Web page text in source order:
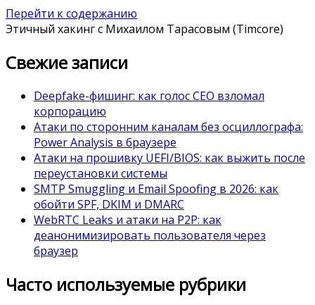
Перейти к содержанию
Этичный хакинг с Михаилом Тарасовым (Timcore)
Свежие записи
Deepfake-фишинг: как голос CEO взломал
корпорацию
Атаки по сторонним каналам без осциллографа:
Power Analysis в браузере
Атаки на прошивку UEFI/BIOS: как выжить после
переустановки системы
SMTP Smuggling и Email Spoofing в 2026: как
обойти SPF, DKIM и DMARC
WebRTC Leaks и атаки на P2P: как
деанонимизировать пользователя через
браузер
Часто используемые рубрики